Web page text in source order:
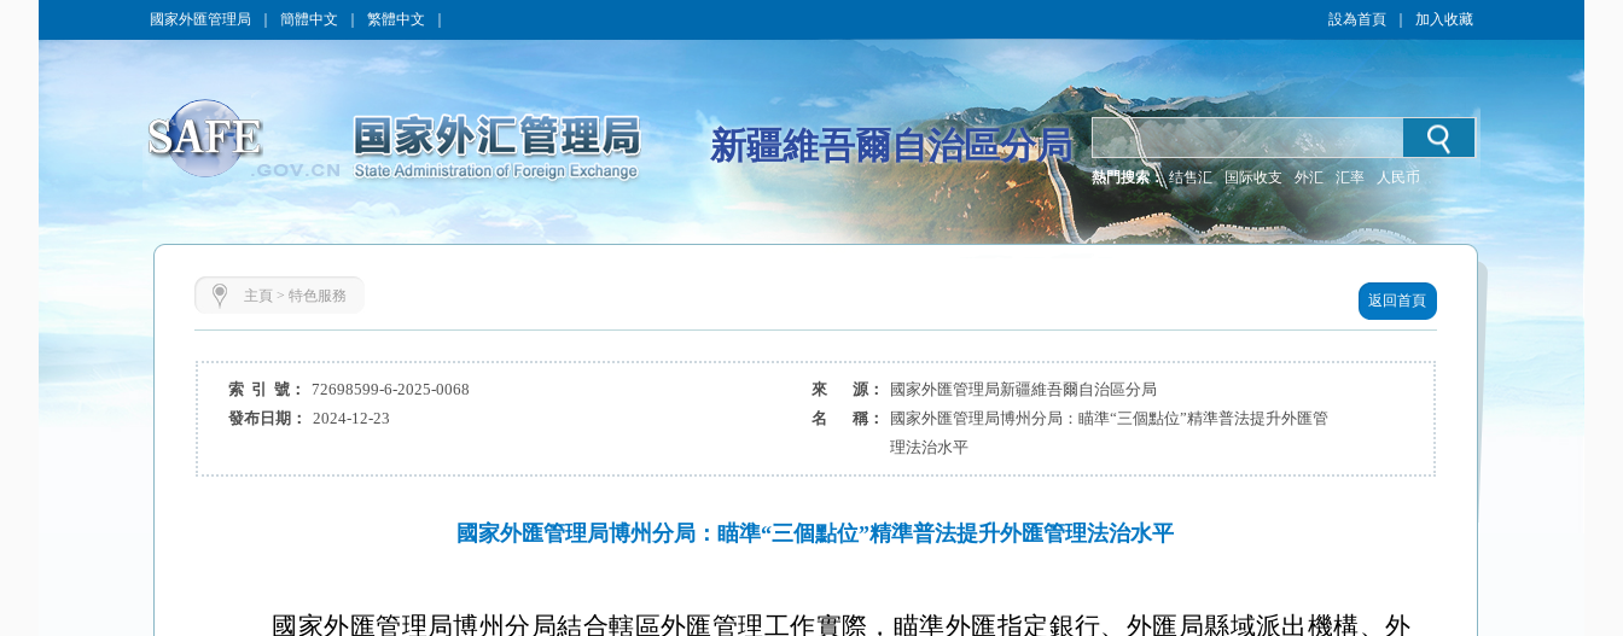
國家外匯管理局 簡體中文 繁體中文 設為首頁 加入收藏
新疆維吾爾自治區分局
熱門搜索： 结售汇 国际收支 外汇 汇率 人民币
主頁 > 特色服務 返回首頁
索 引 號： 72698599-6-2025-0068 來 源：
國家外匯管理局新疆維吾爾自治區分局
發布日期：
2024-12-23 名 稱：
國家外匯管理局博州分局：瞄準“三個點位”精準普法提升外匯管
理法治水平
國家外匯管理局博州分局：瞄準“三個點位”精準普法提升外匯管理法治水平
國家外匯管理局博州分局結合轄區外匯管理工作實際，瞄準外匯指定銀行、外匯局縣域派出機構、外